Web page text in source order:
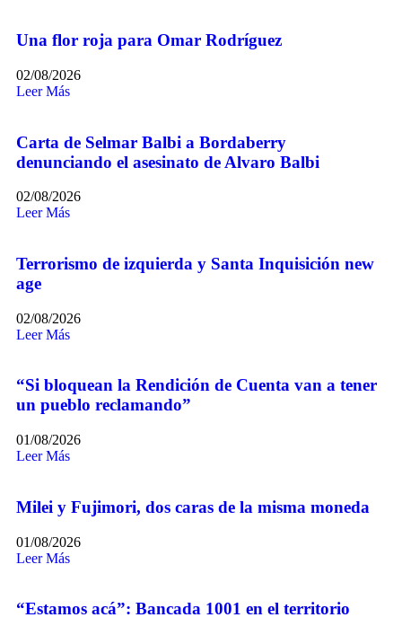
Una flor roja para Omar Rodríguez
02/08/2026
Leer Más
Carta de Selmar Balbi a Bordaberry
denunciando el asesinato de Alvaro Balbi
02/08/2026
Leer Más
Terrorismo de izquierda y Santa Inquisición new
age
02/08/2026
Leer Más
“Si bloquean la Rendición de Cuenta van a tener
un pueblo reclamando”
01/08/2026
Leer Más
Milei y Fujimori, dos caras de la misma moneda
01/08/2026
Leer Más
“Estamos acá”: Bancada 1001 en el territorio